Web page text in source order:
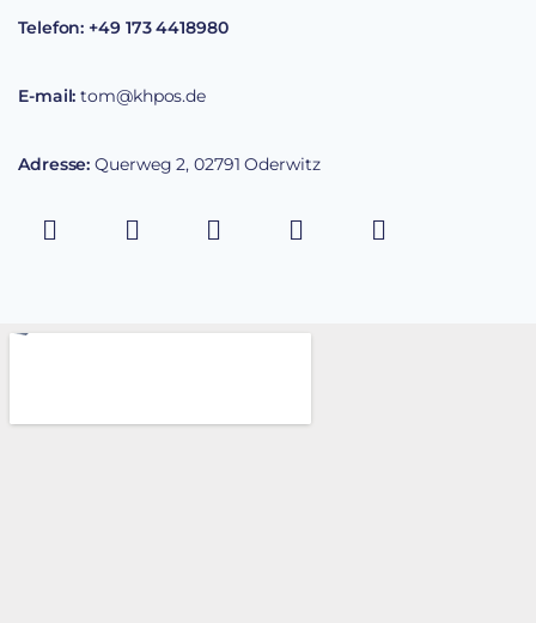
Telefon: +49 173 4418980
E-mail: tom@khpos.de
Adresse: Querweg 2, 02791 Oderwitz